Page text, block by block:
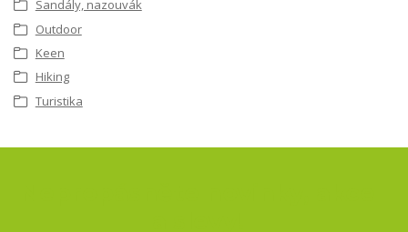
Sandály, nazouvák
Outdoor
Keen
Hiking
Turistika